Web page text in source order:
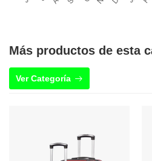
Más productos de esta
Ver Categoría